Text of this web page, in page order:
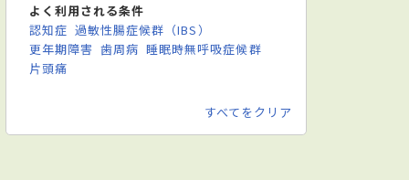
よく利用される条件
認知症 過敏性腸症候群（IBS）
更年期障害 歯周病 睡眠時無呼吸症候群
片頭痛
すべてをクリア